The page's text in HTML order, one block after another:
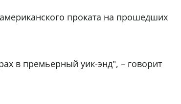
проката на прошедших
в премьерный уик-энд", – говорит